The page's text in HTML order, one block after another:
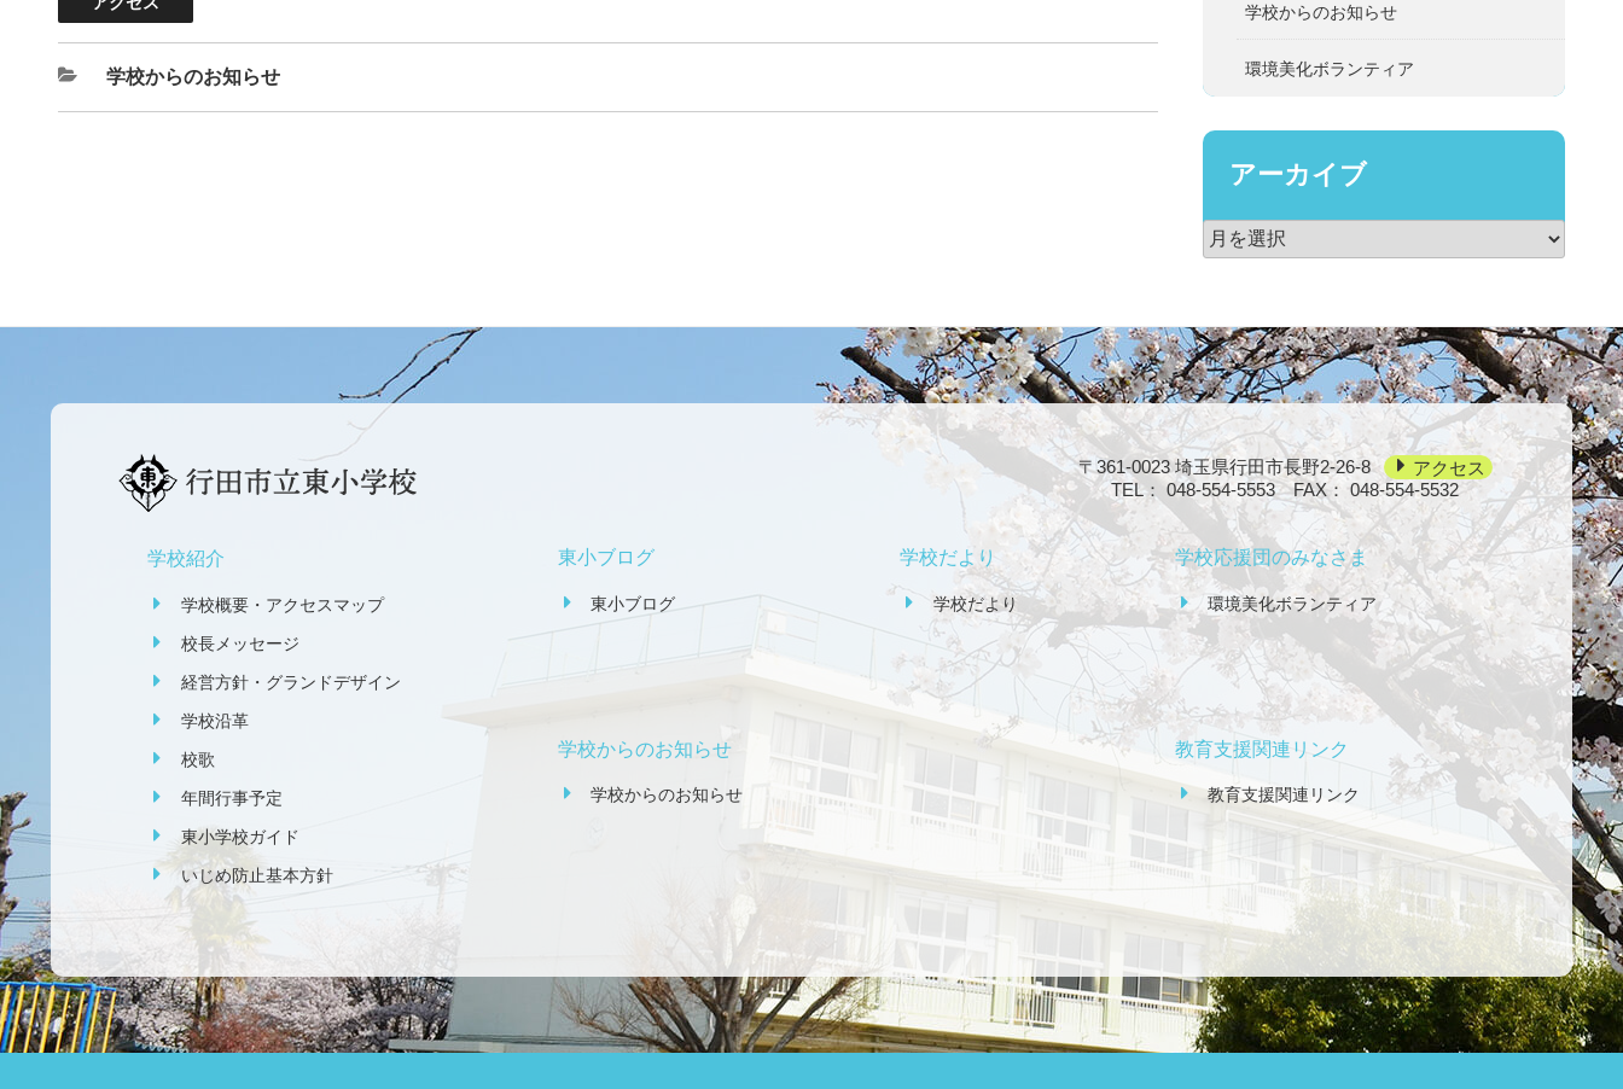
学校からのお知らせ
学校からのお知らせ
環境美化ボランティア
アーカイブ
学校紹介
学校概要・アクセスマップ
校長メッセージ
経営方針・グランドデザイン
学校沿革
校歌
年間行事予定
東小学校ガイド
いじめ防止基本方針
東小ブログ
東小ブログ
学校だより
学校だより
学校からのお知らせ
学校からのお知らせ
学校応援団のみなさま
環境美化ボランティア
教育支援関連リンク
教育支援関連リンク
〒361-0023埼玉県行田市長野2-26-8
アクセス
TEL：048-554-5553FAX： 048-554-5532